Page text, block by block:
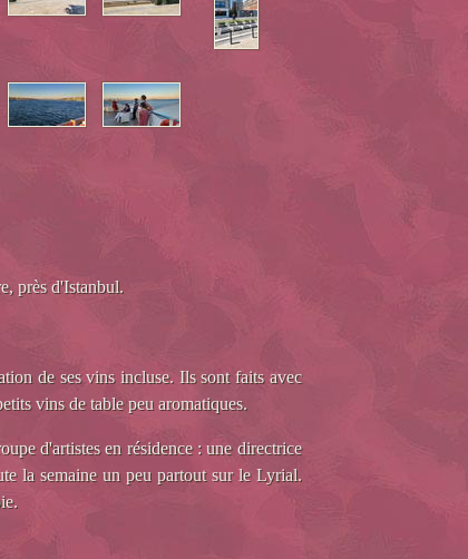
près d'Istanbul.
de ses vins incluse. Ils sont faits avec
vins de table peu aromatiques.
d'artistes en résidence : une directrice
la semaine un peu partout sur le Lyrial.